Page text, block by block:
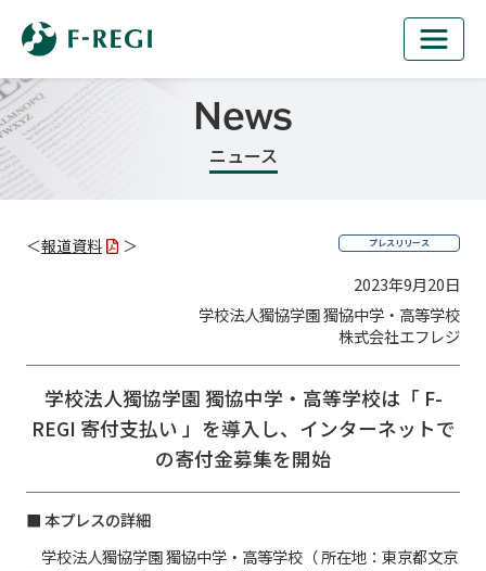
News
ニュース
＜報道資料 ＞ プレスリリース
2023年9月20日
学校法人獨協学園 獨協中学・高等学校
株式会社エフレジ
学校法人獨協学園 獨協中学・高等学校は「 F-
REGI 寄付支払い 」を導入し、インターネットで
の寄付金募集を開始
■ 本プレスの詳細
学校法人獨協学園 獨協中学・高等学校（ 所在地：東京都文京